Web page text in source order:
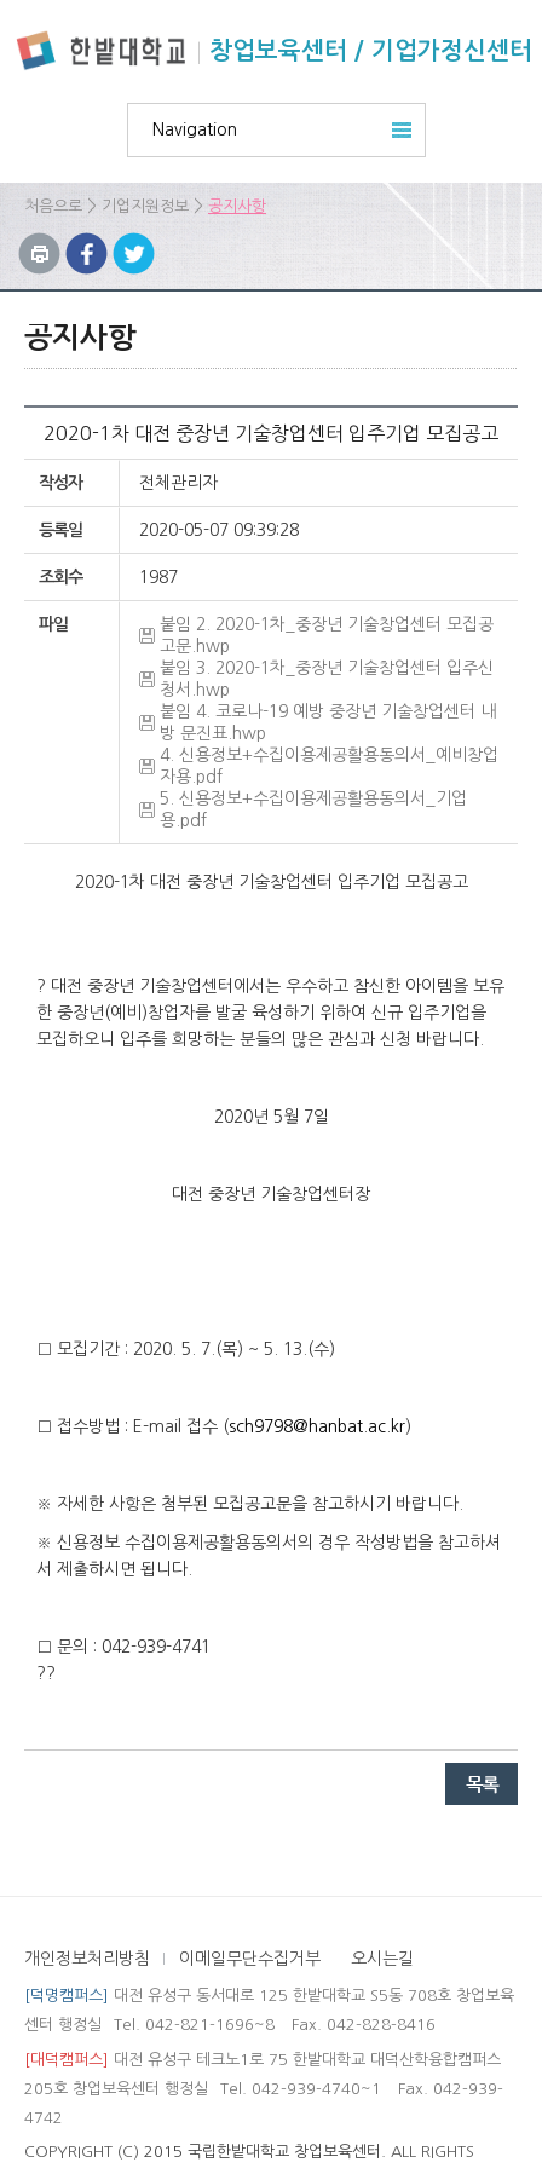
창업보육센터 / 기업가정신센터
Navigation
처음으로 > 기업지원정보 > 공지사항
공지사항
2020-1차 대전 중장년 기술창업센터 입주기업 모집공고
작성자 전체관리자
등록일 2020-05-07 09:39:28
조회수 1987
파일
붙임 2. 2020-1차_중장년 기술창업센터 모집공
고문.hwp
붙임 3. 2020-1차_중장년 기술창업센터 입주신
청서.hwp
붙임 4. 코로나-19 예방 중장년 기술창업센터 내
방 문진표.hwp
4. 신용정보+수집이용제공활용동의서_예비창업
자용.pdf
5. 신용정보+수집이용제공활용동의서_기업
용.pdf
2020-1차 대전 중장년 기술창업센터 입주기업 모집공고
? 대전 중장년 기술창업센터에서는 우수하고 참신한 아이템을 보유
한 중장년(예비)창업자를 발굴 육성하기 위하여 신규 입주기업을
모집하오니 입주를 희망하는 분들의 많은 관심과 신청 바랍니다.
2020년 5월 7일
대전 중장년 기술창업센터장
□ 모집기간 : 2020. 5. 7.(목) ~ 5. 13.(수)
□ 접수방법 : E-mail 접수 (sch9798@hanbat.ac.kr)
※ 자세한 사항은 첨부된 모집공고문을 참고하시기 바랍니다.
※ 신용정보 수집이용제공활용동의서의 경우 작성방법을 참고하셔
서 제출하시면 됩니다.
□ 문의 : 042-939-4741
??
개인정보처리방침 이메일무단수집거부 오시는길
[덕명캠퍼스]
대전 유성구 동서대로 125 한밭대학교 S5동 708호 창업보육
센터 행정실
Tel. 042-821-1696~8 Fax. 042-828-8416
[대덕캠퍼스]
대전 유성구 테크노1로 75 한밭대학교 대덕산학융합캠퍼스
205호 창업보육센터 행정실
Tel. 042-939-4740~1
Fax. 042-939-
4742
COPYRIGHT (C) 2015 국립한밭대학교 창업보육센터. ALL RIGHTS